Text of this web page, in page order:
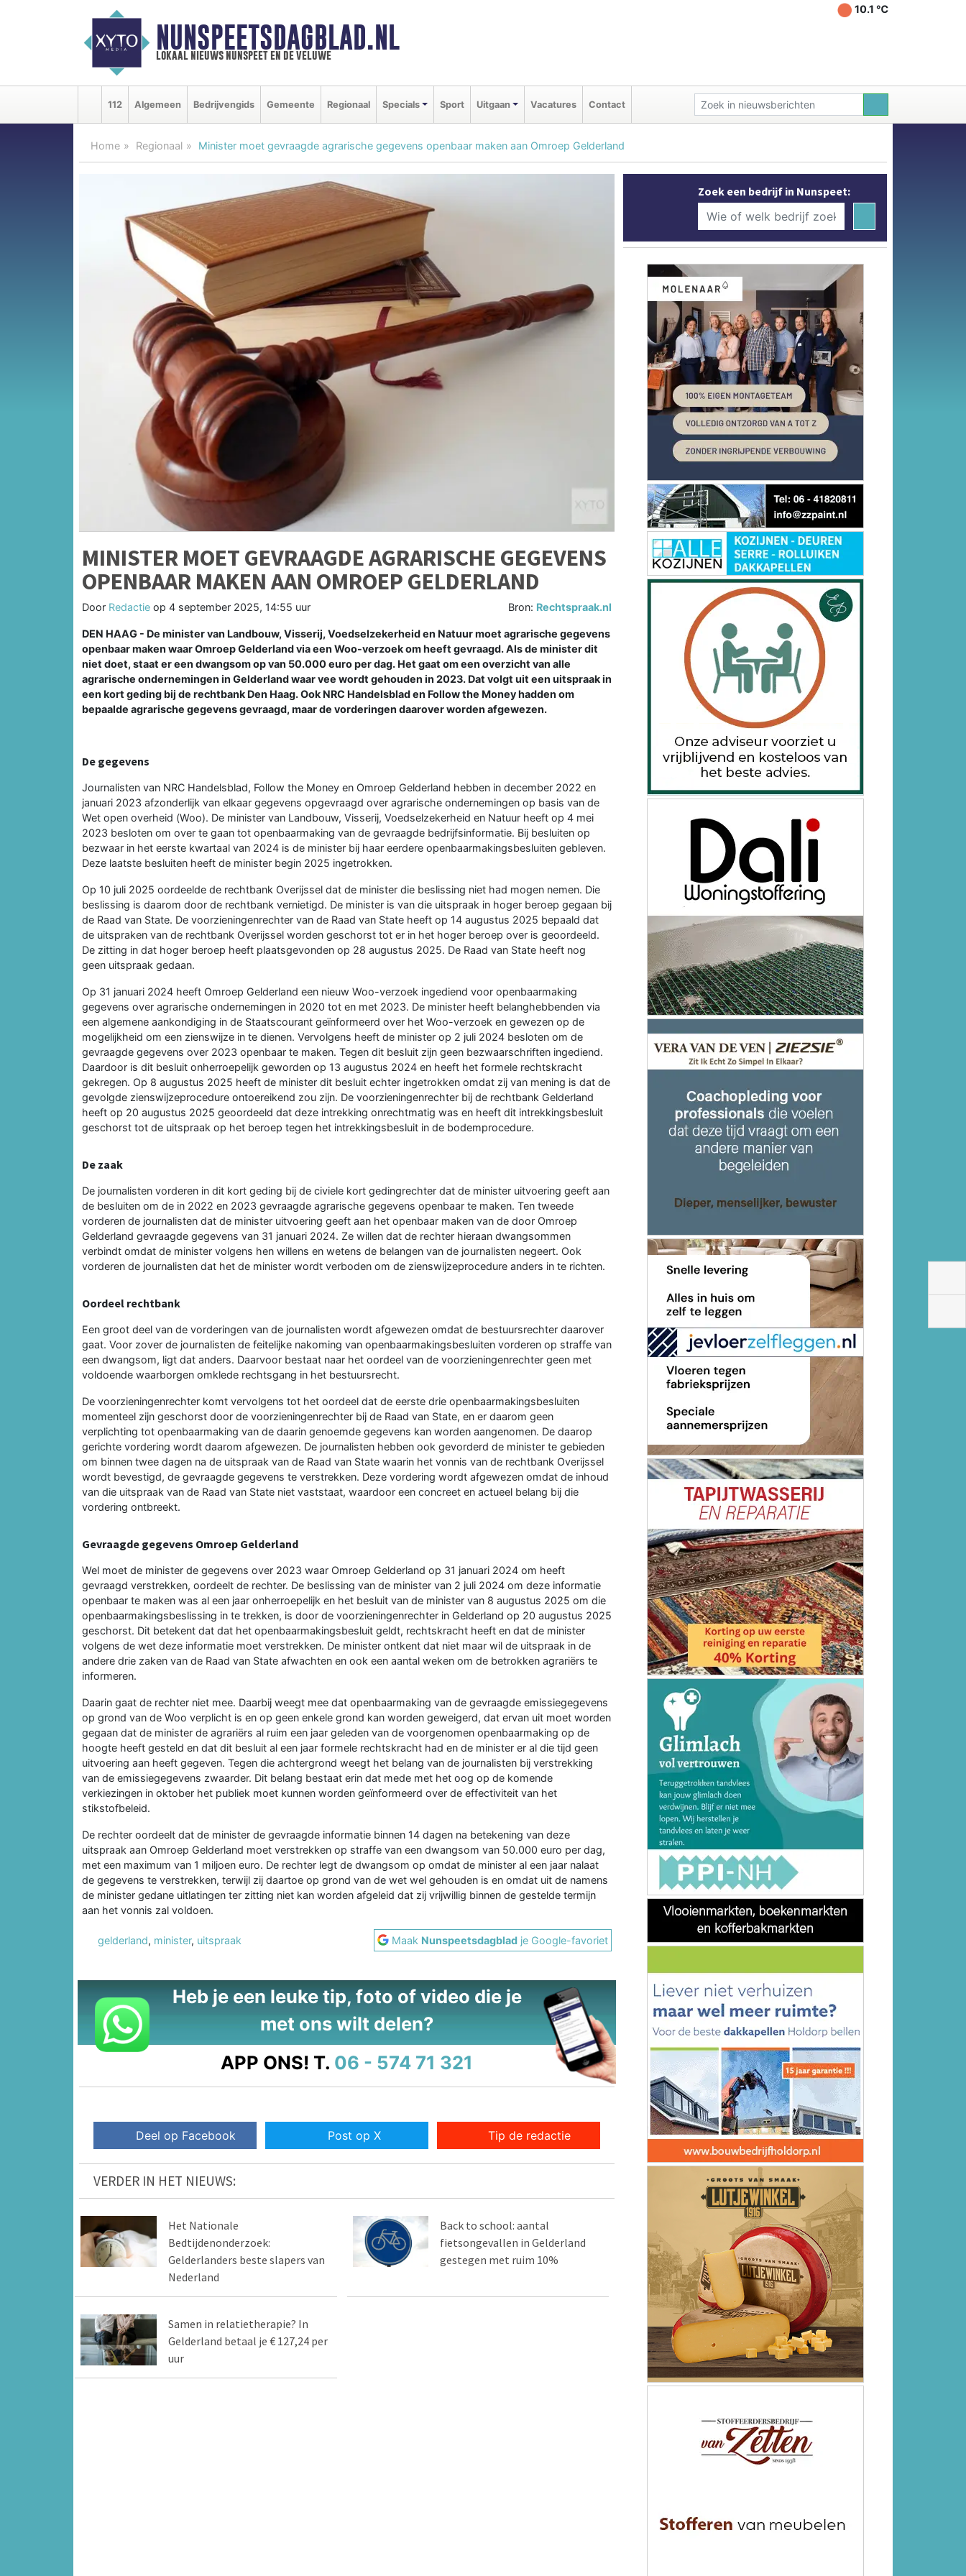
NUNSPEETSDAGBLAD.NL
lokaal nieuws nunspeet en de veluwe
10.1 ℃
112 Algemeen Bedrijvengids Gemeente Regionaal Specials Sport Uitgaan Vacatures Contact
Home Regionaal Minister moet gevraagde agrarische gegevens openbaar maken aan Omroep Gelderland
MINISTER MOET GEVRAAGDE AGRARISCHE GEGEVENS
OPENBAAR MAKEN AAN OMROEP GELDERLAND
Door Redactie op 4 september 2025, 14:55 uur Bron: Rechtspraak.nl
DEN HAAG - De minister van Landbouw, Visserij, Voedselzekerheid en Natuur moet agrarische gegevens
openbaar maken waar Omroep Gelderland via een Woo-verzoek om heeft gevraagd. Als de minister dit
niet doet, staat er een dwangsom op van 50.000 euro per dag. Het gaat om een overzicht van alle
agrarische ondernemingen in Gelderland waar vee wordt gehouden in 2023. Dat volgt uit een uitspraak in
een kort geding bij de rechtbank Den Haag. Ook NRC Handelsblad en Follow the Money hadden om
bepaalde agrarische gegevens gevraagd, maar de vorderingen daarover worden afgewezen.
De gegevens
Journalisten van NRC Handelsblad, Follow the Money en Omroep Gelderland hebben in december 2022 en
januari 2023 afzonderlijk van elkaar gegevens opgevraagd over agrarische ondernemingen op basis van de
Wet open overheid (Woo). De minister van Landbouw, Visserij, Voedselzekerheid en Natuur heeft op 4 mei
2023 besloten om over te gaan tot openbaarmaking van de gevraagde bedrijfsinformatie. Bij besluiten op
bezwaar in het eerste kwartaal van 2024 is de minister bij haar eerdere openbaarmakingsbesluiten gebleven.
Deze laatste besluiten heeft de minister begin 2025 ingetrokken.
Op 10 juli 2025 oordeelde de rechtbank Overijssel dat de minister die beslissing niet had mogen nemen. Die
beslissing is daarom door de rechtbank vernietigd. De minister is van die uitspraak in hoger beroep gegaan bij
de Raad van State. De voorzieningenrechter van de Raad van State heeft op 14 augustus 2025 bepaald dat
de uitspraken van de rechtbank Overijssel worden geschorst tot er in het hoger beroep over is geoordeeld.
De zitting in dat hoger beroep heeft plaatsgevonden op 28 augustus 2025. De Raad van State heeft nog
geen uitspraak gedaan.
Op 31 januari 2024 heeft Omroep Gelderland een nieuw Woo-verzoek ingediend voor openbaarmaking
gegevens over agrarische ondernemingen in 2020 tot en met 2023. De minister heeft belanghebbenden via
een algemene aankondiging in de Staatscourant geïnformeerd over het Woo-verzoek en gewezen op de
mogelijkheid om een zienswijze in te dienen. Vervolgens heeft de minister op 2 juli 2024 besloten om de
gevraagde gegevens over 2023 openbaar te maken. Tegen dit besluit zijn geen bezwaarschriften ingediend.
Daardoor is dit besluit onherroepelijk geworden op 13 augustus 2024 en heeft het formele rechtskracht
gekregen. Op 8 augustus 2025 heeft de minister dit besluit echter ingetrokken omdat zij van mening is dat de
gevolgde zienswijzeprocedure ontoereikend zou zijn. De voorzieningenrechter bij de rechtbank Gelderland
heeft op 20 augustus 2025 geoordeeld dat deze intrekking onrechtmatig was en heeft dit intrekkingsbesluit
geschorst tot de uitspraak op het beroep tegen het intrekkingsbesluit in de bodemprocedure.
De zaak
De journalisten vorderen in dit kort geding bij de civiele kort gedingrechter dat de minister uitvoering geeft aan
de besluiten om de in 2022 en 2023 gevraagde agrarische gegevens openbaar te maken. Ten tweede
vorderen de journalisten dat de minister uitvoering geeft aan het openbaar maken van de door Omroep
Gelderland gevraagde gegevens van 31 januari 2024. Ze willen dat de rechter hieraan dwangsommen
verbindt omdat de minister volgens hen willens en wetens de belangen van de journalisten negeert. Ook
vorderen de journalisten dat het de minister wordt verboden om de zienswijzeprocedure anders in te richten.
Oordeel rechtbank
Een groot deel van de vorderingen van de journalisten wordt afgewezen omdat de bestuursrechter daarover
gaat. Voor zover de journalisten de feitelijke nakoming van openbaarmakingsbesluiten vorderen op straffe van
een dwangsom, ligt dat anders. Daarvoor bestaat naar het oordeel van de voorzieningenrechter geen met
voldoende waarborgen omklede rechtsgang in het bestuursrecht.
De voorzieningenrechter komt vervolgens tot het oordeel dat de eerste drie openbaarmakingsbesluiten
momenteel zijn geschorst door de voorzieningenrechter bij de Raad van State, en er daarom geen
verplichting tot openbaarmaking van de daarin genoemde gegevens kan worden aangenomen. De daarop
gerichte vordering wordt daarom afgewezen. De journalisten hebben ook gevorderd de minister te gebieden
om binnen twee dagen na de uitspraak van de Raad van State waarin het vonnis van de rechtbank Overijssel
wordt bevestigd, de gevraagde gegevens te verstrekken. Deze vordering wordt afgewezen omdat de inhoud
van die uitspraak van de Raad van State niet vaststaat, waardoor een concreet en actueel belang bij die
vordering ontbreekt.
Gevraagde gegevens Omroep Gelderland
Wel moet de minister de gegevens over 2023 waar Omroep Gelderland op 31 januari 2024 om heeft
gevraagd verstrekken, oordeelt de rechter. De beslissing van de minister van 2 juli 2024 om deze informatie
openbaar te maken was al een jaar onherroepelijk en het besluit van de minister van 8 augustus 2025 om die
openbaarmakingsbeslissing in te trekken, is door de voorzieningenrechter in Gelderland op 20 augustus 2025
geschorst. Dit betekent dat dat het openbaarmakingsbesluit geldt, rechtskracht heeft en dat de minister
volgens de wet deze informatie moet verstrekken. De minister ontkent dat niet maar wil de uitspraak in de
andere drie zaken van de Raad van State afwachten en ook een aantal weken om de betrokken agrariërs te
informeren.
Daarin gaat de rechter niet mee. Daarbij weegt mee dat openbaarmaking van de gevraagde emissiegegevens
op grond van de Woo verplicht is en op geen enkele grond kan worden geweigerd, dat ervan uit moet worden
gegaan dat de minister de agrariërs al ruim een jaar geleden van de voorgenomen openbaarmaking op de
hoogte heeft gesteld en dat dit besluit al een jaar formele rechtskracht had en de minister er al die tijd geen
uitvoering aan heeft gegeven. Tegen die achtergrond weegt het belang van de journalisten bij verstrekking
van de emissiegegevens zwaarder. Dit belang bestaat erin dat mede met het oog op de komende
verkiezingen in oktober het publiek moet kunnen worden geïnformeerd over de effectiviteit van het
stikstofbeleid.
De rechter oordeelt dat de minister de gevraagde informatie binnen 14 dagen na betekening van deze
uitspraak aan Omroep Gelderland moet verstrekken op straffe van een dwangsom van 50.000 euro per dag,
met een maximum van 1 miljoen euro. De rechter legt de dwangsom op omdat de minister al een jaar nalaat
de gegevens te verstrekken, terwijl zij daartoe op grond van de wet wel gehouden is en omdat uit de namens
de minister gedane uitlatingen ter zitting niet kan worden afgeleid dat zij vrijwillig binnen de gestelde termijn
aan het vonnis zal voldoen.
gelderland, minister, uitspraak Maak Nunspeetsdagblad je Google-favoriet
Heb je een leuke tip, foto of video die je
met ons wilt delen?
APP ONS! T. 06 - 574 71 321
Deel op Facebook Post op X Tip de redactie
VERDER IN HET NIEUWS:
Het Nationale
Bedtijdenonderzoek:
Gelderlanders beste slapers van
Nederland
Back to school: aantal
fietsongevallen in Gelderland
gestegen met ruim 10%
Samen in relatietherapie? In
Gelderland betaal je € 127,24 per
uur
Zoek een bedrijf in Nunspeet: